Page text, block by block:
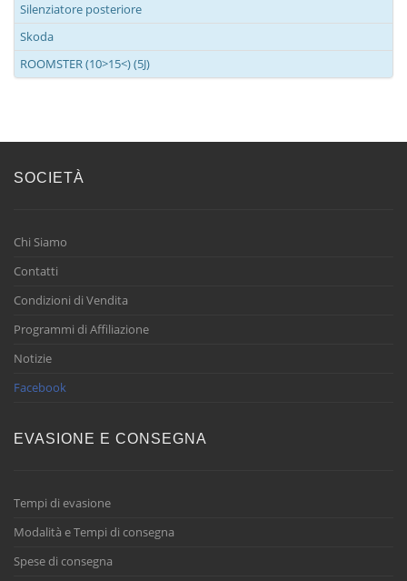
Silenziatore posteriore
Skoda
ROOMSTER (10>15<) (5J)
SOCIETÀ
Chi Siamo
Contatti
Condizioni di Vendita
Programmi di Affiliazione
Notizie
Facebook
EVASIONE E CONSEGNA
Tempi di evasione
Modalità e Tempi di consegna
Spese di consegna